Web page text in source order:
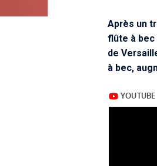
Après un
flûte à bec
de
à bec,